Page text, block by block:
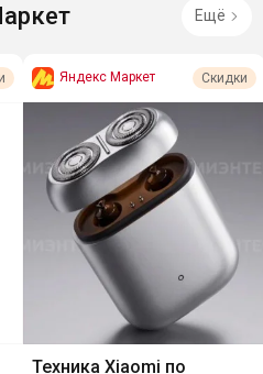
Ещё
Яндекс Маркет Скидки
Техника Xiaomi по